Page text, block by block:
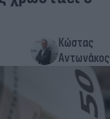
Κώστας
Αντωνάκος